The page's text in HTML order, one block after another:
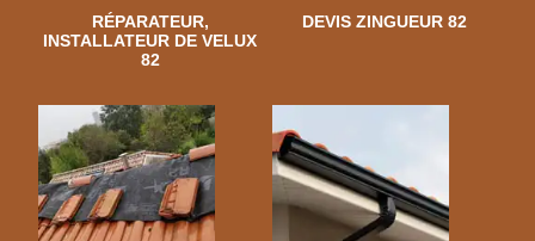
RÉPARATEUR,
INSTALLATEUR DE VELUX
82
DEVIS ZINGUEUR 82